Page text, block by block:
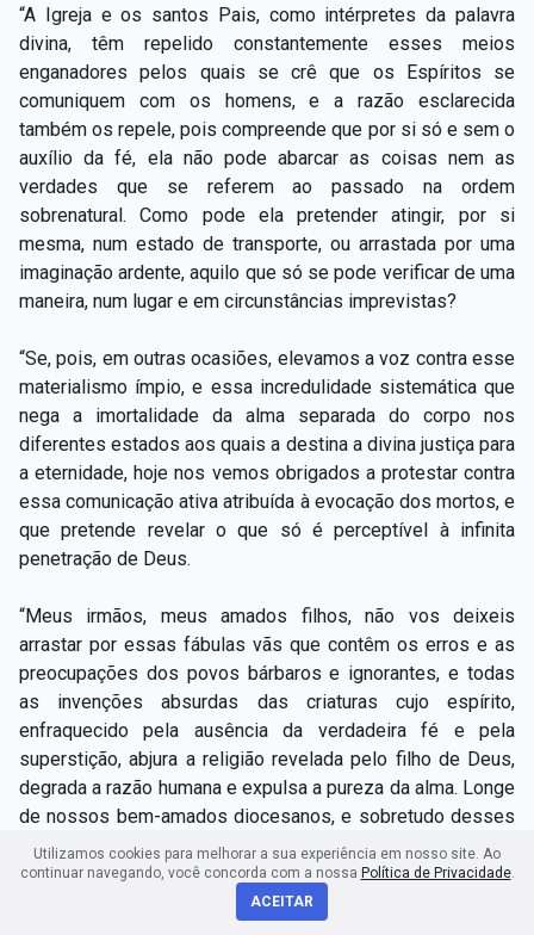
“A Igreja e os santos Pais, como intérpretes da palavra
divina, têm repelido constantemente esses meios
enganadores pelos quais se crê que os Espíritos se
comuniquem com os homens, e a razão esclarecida
também os repele, pois compreende que por si só e sem o
auxílio da fé, ela não pode abarcar as coisas nem as
verdades que se referem ao passado na ordem
sobrenatural. Como pode ela pretender atingir, por si
mesma, num estado de transporte, ou arrastada por uma
imaginação ardente, aquilo que só se pode verificar de uma
maneira, num lugar e em circunstâncias imprevistas?
“Se, pois, em outras ocasiões, elevamos a voz contra esse
materialismo ímpio, e essa incredulidade sistemática que
nega a imortalidade da alma separada do corpo nos
diferentes estados aos quais a destina a divina justiça para
a eternidade, hoje nos vemos obrigados a protestar contra
essa comunicação ativa atribuída à evocação dos mortos, e
que pretende revelar o que só é perceptível à infinita
penetração de Deus.
“Meus irmãos, meus amados filhos, não vos deixeis
arrastar por essas fábulas vãs que contêm os erros e as
preocupações dos povos bárbaros e ignorantes, e todas
as invenções absurdas das criaturas cujo espírito,
enfraquecido pela ausência da verdadeira fé e pela
superstição, abjura a religião revelada pelo filho de Deus,
degrada a razão humana e expulsa a pureza da alma. Longe
de nossos bem-amados diocesanos, e sobretudo desses
leitores com razão tidos como esclarecidos e civilizados,
de acreditar nesses contos de sonhadores, tais como Allan
Kardec, homens de imaginação exaltada e em delírio!
Utilizamos cookies para melhorar a sua experiência em nosso site. Ao
continuar navegando, você concorda com a nossa Política de Privacidade.
ACEITAR